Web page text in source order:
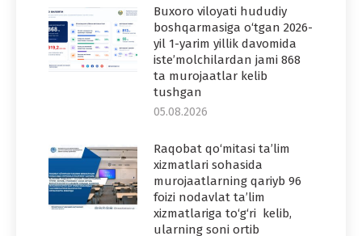
Buxoro viloyati hududiy
boshqarmasiga o‘tgan 2026-
yil 1-yarim yillik davomida
iste’molchilardan jami 868
ta murojaatlar kelib
tushgan
05.08.2026
Raqobat qo‘mitasi ta’lim
xizmatlari sohasida
murojaatlarning qariyb 96
foizi nodavlat ta’lim
xizmatlariga to‘g‘ri kelib,
ularning soni ortib